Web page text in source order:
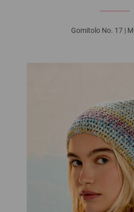
Gomitolo No. 17 |